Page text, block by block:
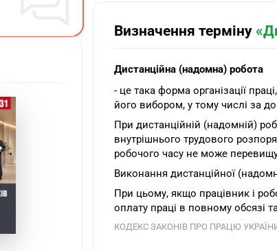
Визначення терміну
Дистанційна (надомна) робота
- це така форма організації
його вибором, у тому числі за
При дистанційній (надомній)
внутрішнього трудового
робочого часу не може
Виконання дистанційної
При цьому, якщо працівник і
оплату праці в повному обсязі
КОДЕКС ЗАКОНІВ ПРО ПРАЦЮ